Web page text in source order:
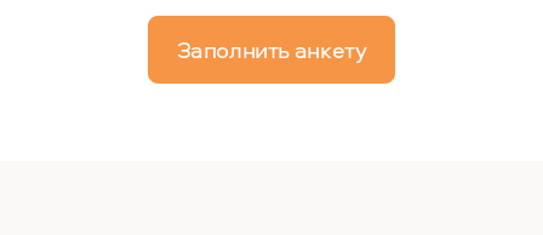
Заполнить анкету